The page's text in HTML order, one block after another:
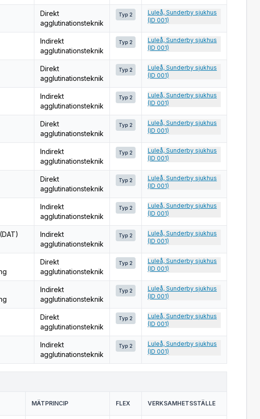
Direkt
agglutinationsteknik
Typ 2
Luleå, Sunderby sjukhus
(ID 001)
Indirekt
agglutinationsteknik
Typ 2
Luleå, Sunderby sjukhus
(ID 001)
Direkt
agglutinationsteknik
Typ 2
Luleå, Sunderby sjukhus
(ID 001)
Indirekt
agglutinationsteknik
Typ 2
Luleå, Sunderby sjukhus
(ID 001)
Direkt
agglutinationsteknik
Typ 2
Luleå, Sunderby sjukhus
(ID 001)
Indirekt
agglutinationsteknik
Typ 2
Luleå, Sunderby sjukhus
(ID 001)
Direkt
agglutinationsteknik
Typ 2
Luleå, Sunderby sjukhus
(ID 001)
Indirekt
agglutinationsteknik
Typ 2
Luleå, Sunderby sjukhus
(ID 001)
Indirekt
agglutinationsteknik
Typ 2
Luleå, Sunderby sjukhus
(ID 001)
Direkt
agglutinationsteknik
Typ 2
Luleå, Sunderby sjukhus
(ID 001)
Indirekt
agglutinationsteknik
Typ 2
Luleå, Sunderby sjukhus
(ID 001)
Direkt
agglutinationsteknik
Typ 2
Luleå, Sunderby sjukhus
(ID 001)
Indirekt
agglutinationsteknik
Typ 2
Luleå, Sunderby sjukhus
(ID 001)
MÄTPRINCIP FLEX VERKSAMHETSSTÄLLE